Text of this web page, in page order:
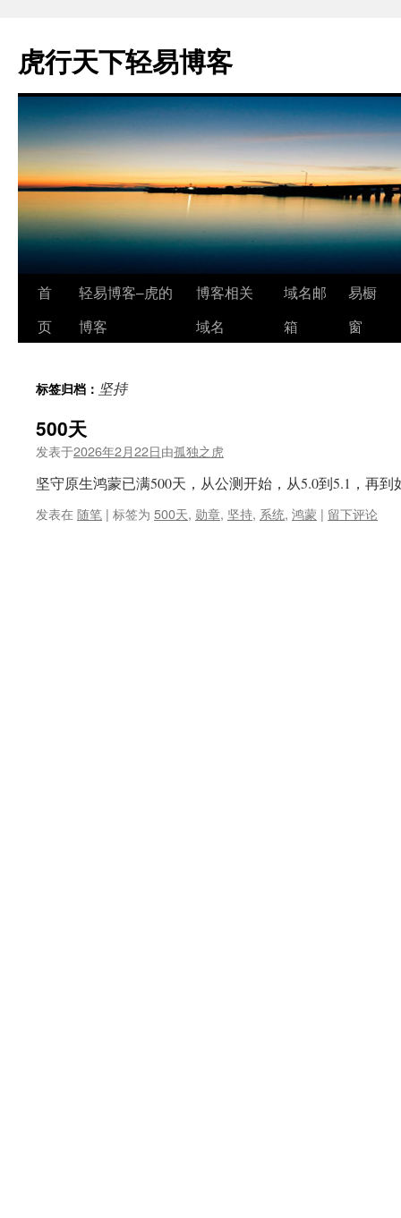
虎行天下轻易博客
跳
至
文
首
页
轻易博客–虎的
博客
博客相关
域名
域名邮
箱
易橱
窗
标签归档： 坚持
500天
发表于2026年2月22日由孤独之虎
坚守原生鸿蒙已满500天，从公测开始，从5.0到5.1，再
发表在 随笔 | 标签为 500天, 勋章, 坚持, 系统, 鸿蒙 | 留下评论